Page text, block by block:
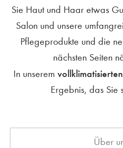
Sie Haut und Haar etwas
Salon und unsere
Pflegeprodukte und die
nächsten Seiten
In unserem vollklimatisierten
Ergebnis, das Sie
Über